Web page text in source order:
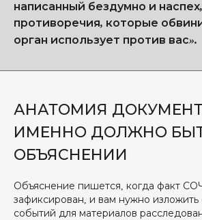
написанный бездумно и
противоречия, которые
орган использует против вас».
АНАТОМИЯ
ИМЕННО ДОЛЖНО
ОБЪЯСНЕНИИ
Объяснение пишется, когда факт
зафиксирован, и вам нужно
событий для материалов